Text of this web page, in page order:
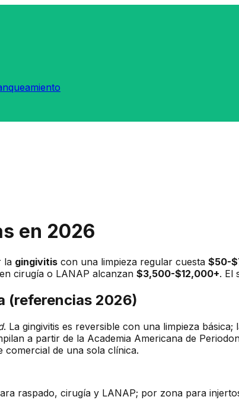
en 2026
la gingivitis con una limpieza regular cuesta $50-
cirugía o LANAP alcanzan $3,500-$12,000+. El
(referencias 2026)
. La gingivitis es reversible con una limpieza
a partir de la Academia Americana de
comercial de una sola clínica.
raspado, cirugía y LANAP; por zona para